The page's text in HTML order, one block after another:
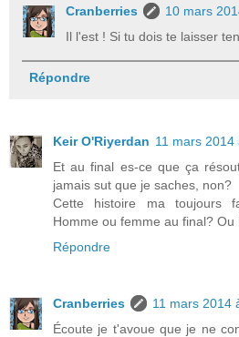
Cranberries
10 mars
Il l'est ! Si tu dois te laisser
Répondre
Keir O'Riyerdan 11 mars 2014
Et au final es-ce que ça
jamais sut que je saches, non?
Cette histoire ma toujours
Homme ou femme au final? Ou
Répondre
Cranberries
11 mars 2014
Écoute je t'avoue que je ne